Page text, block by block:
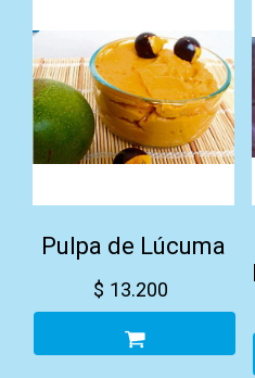
Pulpa de Lúcuma
$ 13.200